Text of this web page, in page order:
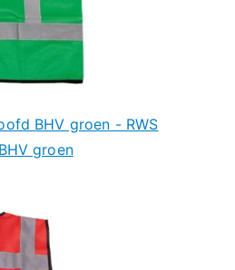
BHV groen - RWS
groen